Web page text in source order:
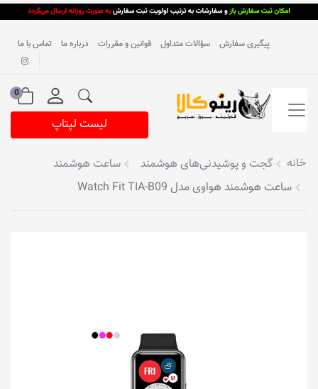
پیگیری سفارش سؤالات متداول قوانین و مقررات درباره ما تماس با ما
0
لیست لپتاپ
خانه گجت و پوشیدنی‌های هوشمند
ساعت هوشمند
ساعت هوشمند هواوی مدل Watch Fit TIA-B09